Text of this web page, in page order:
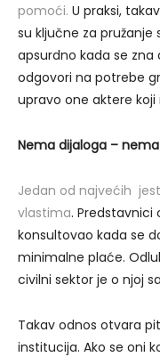
pomoći. U praksi,
su ključne za pružanje
apsurdno kada se
odgovori na potrebe
upravo one aktere
Nema dijaloga –
Jedan od najvećih
vlastima. Predstavnici
konsultovao kada se
minimalne plaće.
civilni sektor je o njoj
Takav odnos otvara
institucija. Ako se oni